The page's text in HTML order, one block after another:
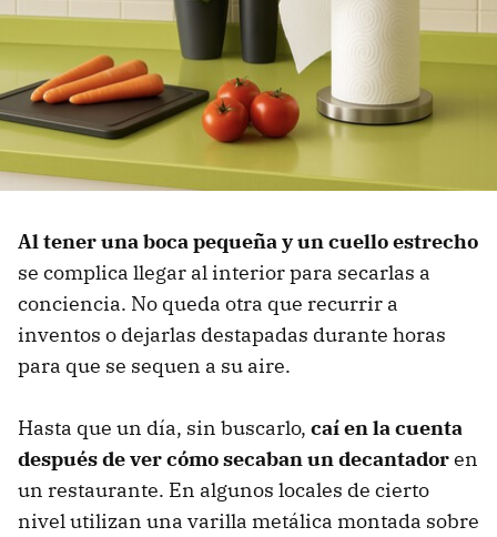
Al tener una boca pequeña y un cuello estrecho
se complica llegar al interior para secarlas a
conciencia. No queda otra que recurrir a
inventos o dejarlas destapadas durante horas
para que se sequen a su aire.
Hasta que un día, sin buscarlo, caí en la cuenta
después de ver cómo secaban un decantadoren
un restaurante. En algunos locales de cierto
nivel utilizan una varilla metálica montada sobre